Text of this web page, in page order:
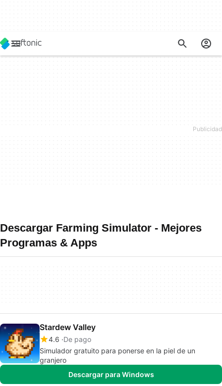
Descargar Farming Simulator - Mejores
Programas & Apps
Stardew Valley
4.6 De pago
Simulador gratuito para ponerse en la piel de un
granjero
Descargar para Windows